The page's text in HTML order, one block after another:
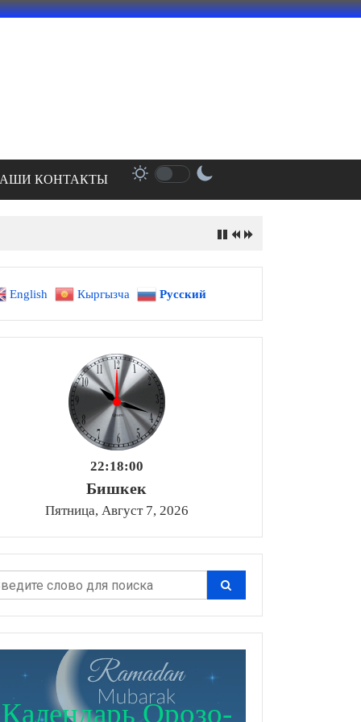
КОНТАКТЫ
English Кыргызча Русский
22:18:01
Бишкек
Пятница, Август 7, 2026
Календарь Орозо-